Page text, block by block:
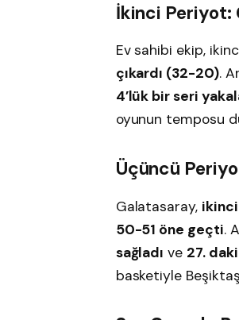
İkinci Periyot:
Ev sahibi ekip,
çıkardı (32-20).
4’lük bir seri
oyunun temposu
Üçüncü
Galatasaray, ikinci
50-51 öne geçti.
sağladı ve 27.
basketiyle Beşiktaş